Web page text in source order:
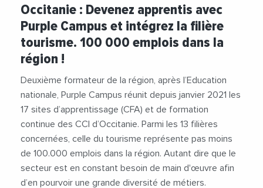
#Nimes
#Perpignan
#PurpleCampus
#Toulouse
#Tourisme #Videos
Occitanie : Devenez apprentis avec
Purple Campus et intégrez la filière
tourisme. 100 000 emplois dans la
région !
Deuxième formateur de la région, après l’Education
nationale, Purple Campus réunit depuis janvier 2021 les
17 sites d’apprentissage (CFA) et de formation
continue des CCI d’Occitanie. Parmi les 13 filières
concernées, celle du tourisme représente pas moins
de 100.000 emplois dans la région. Autant dire que le
secteur est en constant besoin de main d'œuvre afin
d’en pourvoir une grande diversité de métiers.